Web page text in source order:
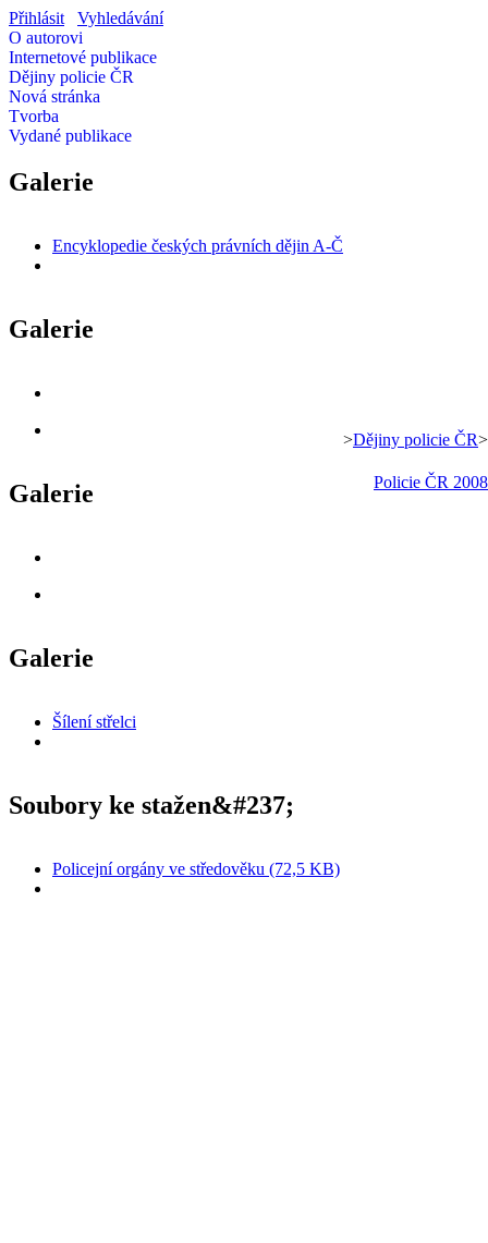
Přihlásit
Vyhledávání
O autorovi
Internetové publikace
Dějiny policie ČR
Nová stránka
Tvorba
Vydané publikace
Galerie
Encyklopedie českých právních dějin A-Č
Galerie
Galerie
Galerie
Šílení střelci
Soubory ke stažen&#237;
Policejní orgány ve středověku (72,5 KB)
>Dějiny policie ČR>
Policie ČR